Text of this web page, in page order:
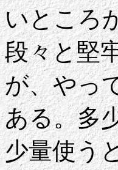
いところ
段々と堅
が、やっ
ある。多
少量使う